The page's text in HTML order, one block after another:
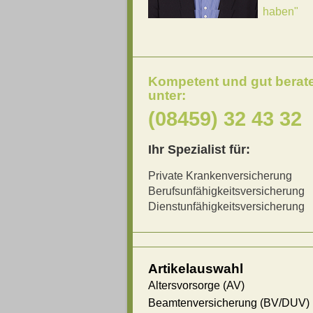
haben"
Kompetent und gut
unter:
(08459) 32 43 32
Ihr Spezialist für:
Private Krankenversicherung
Berufsunfähigkeitsversicherung
Dienstunfähigkeitsversicherung
Artikelauswahl
Altersvorsorge (AV)
Beamtenversicherung (BV/DUV)